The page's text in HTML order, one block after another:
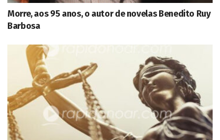
Morre, aos 95 anos, o autor de novelas Benedito Ruy
Barbosa